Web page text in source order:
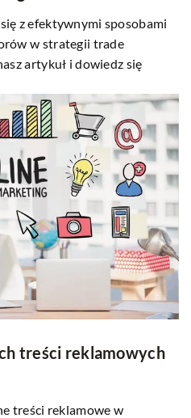
z efektywnymi sposobami
w strategii trade
artykuł i dowiedz się
treści reklamowych
treści reklamowe w